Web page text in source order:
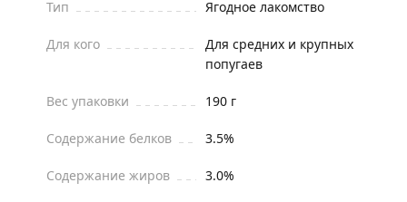
Тип Ягодное лакомство
Для кого
Для средних и крупных
попугаев
Вес упаковки 190 г
Содержание белков 3.5%
Содержание жиров 3.0%